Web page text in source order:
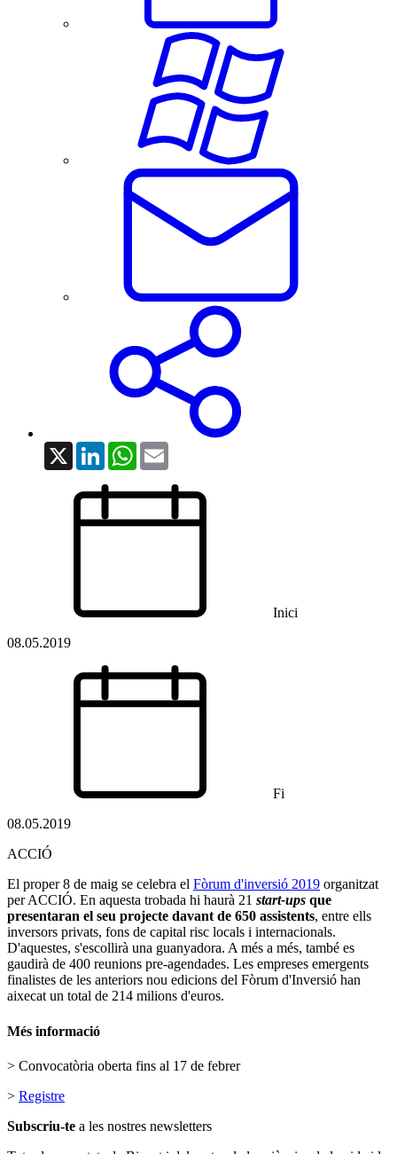
X LinkedInWhatsApp
Inici
08.05.2019
Fi
08.05.2019
ACCIÓ
El proper 8 de maig se celebra el Fòrum d'inversió 2019 organitzat
per ACCIÓ. En aquesta trobada hi haurà 21 start-ups que
presentaran el seu projecte davant de 650 assistents, entre ells
inversors privats, fons de capital risc locals i internacionals.
D'aquestes, s'escollirà una guanyadora. A més a més, també es
gaudirà de 400 reunions pre-agendades. Les empreses emergents
finalistes de les anteriors nou edicions del Fòrum d'Inversió han
aixecat un total de 214 milions d'euros.
Més informació
> Convocatòria oberta fins al 17 de febrer
> Registre
Subscriu-te a les nostres newsletters